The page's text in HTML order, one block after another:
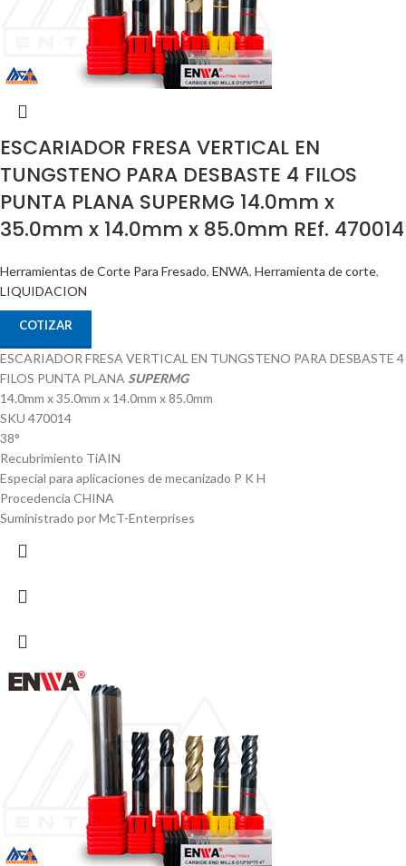
ESCARIADOR FRESA VERTICAL EN
TUNGSTENO PARA DESBASTE 4 FILOS
PUNTA PLANA SUPERMG 14.0mm x
35.0mm x 14.0mm x 85.0mm REf. 470014
Herramientas de Corte Para Fresado, ENWA, Herramienta de corte,
LIQUIDACION
COTIZAR
ESCARIADOR FRESA VERTICAL EN TUNGSTENO PARA DESBASTE 4
FILOS PUNTA PLANASUPERMG
14.0mm x 35.0mm x 14.0mm x 85.0mm
SKU 470014
38°
Recubrimiento TiAIN
Especial para aplicaciones de mecanizado P K H
Procedencia CHINA
Suministrado por McT-Enterprises